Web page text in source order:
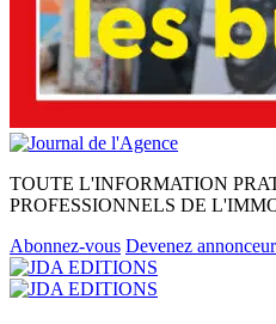
TOUTE L'INFORMATION
PROFESSIONNELS DE
Abonnez-vous Devenez annonceur